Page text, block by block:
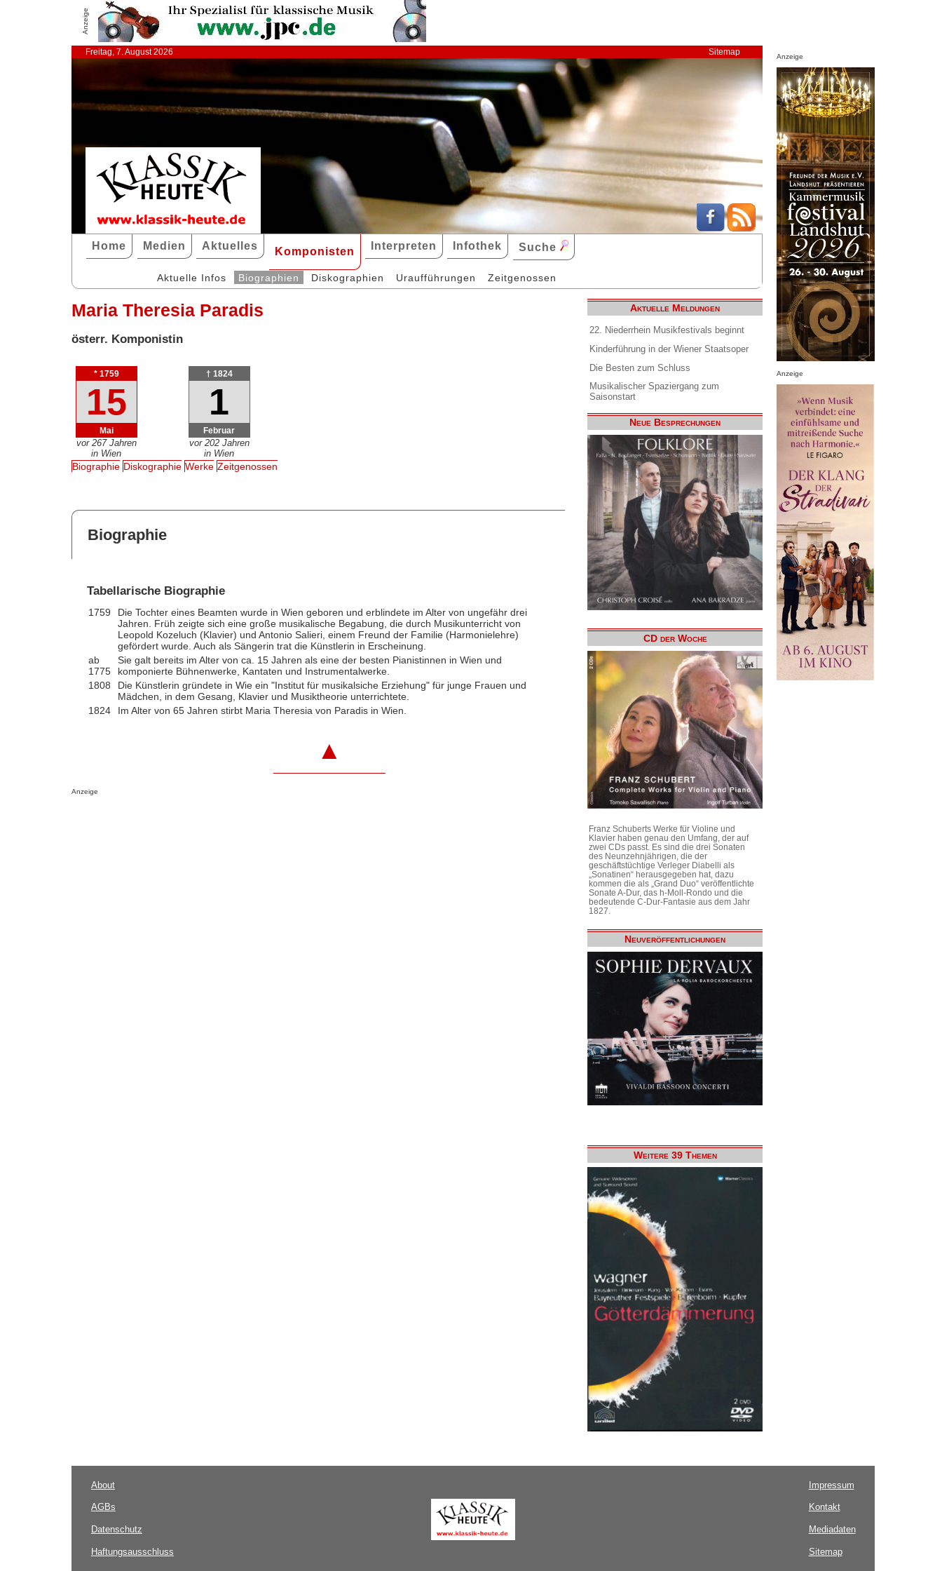
Anzeige
Freitag, 7. August 2026 Sitemap
Home Medien Aktuelles Komponisten Interpreten Infothek Suche
Aktuelle Infos Biographien Diskographien Uraufführungen Zeitgenossen
Maria Theresia Paradis
österr. Komponistin
* 1759
15
Mai
vor 267 Jahren
in Wien
† 1824
1
Februar
vor 202 Jahren
in Wien
Biographie Diskographie Werke Zeitgenossen
Biographie
Tabellarische Biographie
1759
Die Tochter eines Beamten wurde in Wien geboren und erblindete im Alter von ungefähr drei
Jahren. Früh zeigte sich eine große musikalische Begabung, die durch Musikunterricht von
Leopold Kozeluch (Klavier) und Antonio Salieri, einem Freund der Familie (Harmonielehre)
gefördert wurde. Auch als Sängerin trat die Künstlerin in Erscheinung.
ab
1775
Sie galt bereits im Alter von ca. 15 Jahren als eine der besten Pianistinnen in Wien und
komponierte Bühnenwerke, Kantaten und Instrumentalwerke.
1808
Die Künstlerin gründete in Wie ein "Institut für musikalsiche Erziehung" für junge Frauen und
Mädchen, in dem Gesang, Klavier und Musiktheorie unterrichtete.
1824
Im Alter von 65 Jahren stirbt Maria Theresia von Paradis in Wien.
▲
Anzeige
Aktuelle Meldungen
22. Niederrhein Musikfestivals beginnt
Kinderführung in der Wiener Staatsoper
Die Besten zum Schluss
Musikalischer Spaziergang zum
Saisonstart
Neue Besprechungen
CD der Woche
Franz Schuberts Werke für Violine und
Klavier haben genau den Umfang, der auf
zwei CDs passt. Es sind die drei Sonaten
des Neunzehnjährigen, die der
geschäftstüchtige Verleger Diabelli als
„Sonatinen“ herausgegeben hat, dazu
kommen die als „Grand Duo“ veröffentlichte
Sonate A-Dur, das h-Moll-Rondo und die
bedeutende C-Dur-Fantasie aus dem Jahr
1827.
Neuveröffentlichungen
Weitere 39 Themen
Anzeige
Anzeige
About
AGBs
Datenschutz
Haftungsausschluss
Impressum
Kontakt
Mediadaten
Sitemap